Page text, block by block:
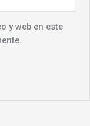
y web en este